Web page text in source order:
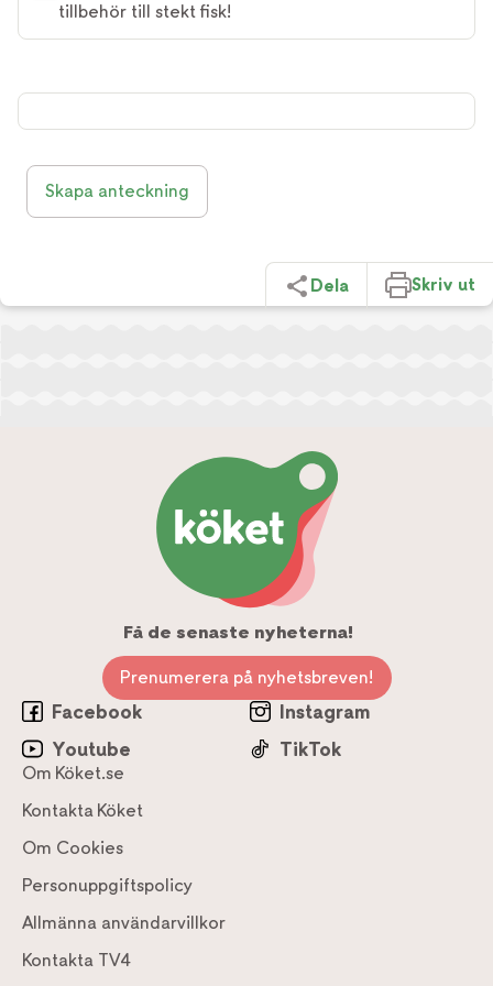
tillbehör till stekt fisk!
Skapa anteckning
Dela Skriv ut
Få de senaste nyheterna!
Prenumerera på nyhetsbreven!
Facebook
Instagram
Youtube
TikTok
Om Köket.se
Kontakta Köket
Om Cookies
Personuppgiftspolicy
Allmänna användarvillkor
Kontakta TV4